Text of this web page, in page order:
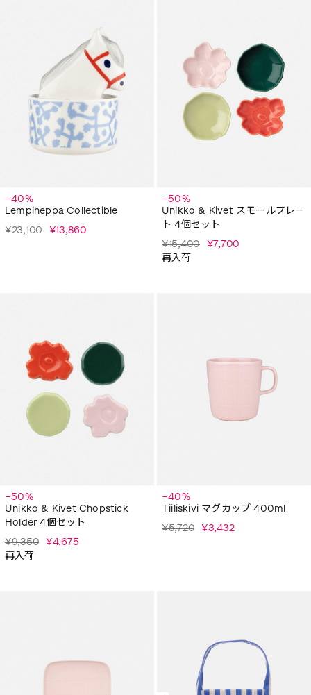
−40%
Lempiheppa Collectible
¥23,100 ¥13,860
−50%
Unikko & Kivet スモールプレー
ト 4個セット
¥15,400 ¥7,700
再入荷
−50%
Unikko & Kivet Chopstick
Holder 4個セット
¥9,350 ¥4,675
再入荷
−40%
Tiiliskivi マグカップ 400ml
¥5,720 ¥3,432